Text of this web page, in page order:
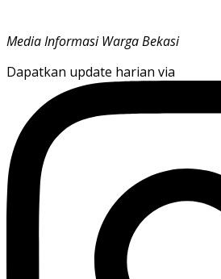
Media Informasi Warga Bekasi
Dapatkan update harian via